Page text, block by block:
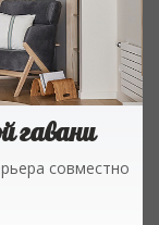
гавани
совместно